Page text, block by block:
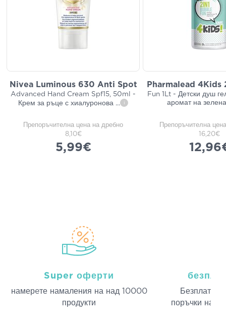
Nivea Luminous 630 Anti Spot
Advanced Hand Cream Spf15, 50ml -
Крем за ръце с хиалуронова ... i
Препоръчителна цена на дребно
8,10€
5,99€
Pharmalead 4Kids
Fun 1Lt - Детски душ
аромат на
Препоръчителна
16,20€
Super оферти
намерeте намаления на над 10000
продукти
Безплатна
поръчки над